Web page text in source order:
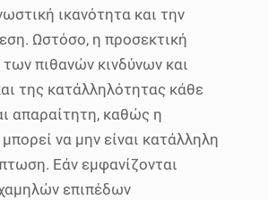
ικανότητα και την
Ωστόσο, η προσεκτική
πιθανών κινδύνων και
της κατάλληλότητας κάθε
απαραίτητη, καθώς η
να μην είναι κατάλληλη
Εάν εμφανίζονται
επιπέδων